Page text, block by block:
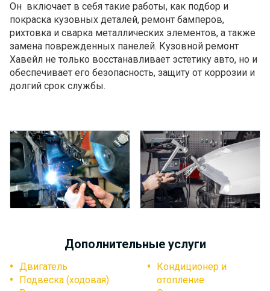
Он включает в себя такие работы, как подбор и
покраска кузовных деталей, ремонт бамперов,
рихтовка и сварка металлических элементов, а также
замена поврежденных панелей. Кузовной ремонт
Хавейл не только восстанавливает эстетику авто, но и
обеспечивает его безопасность, защиту от коррозии и
долгий срок службы.
Дополнительные услуги
Двигатель
Подвеска (ходовая)
Кондиционер и
отопление